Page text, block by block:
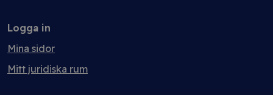
Logga in
Mina sidor
Mitt juridiska rum